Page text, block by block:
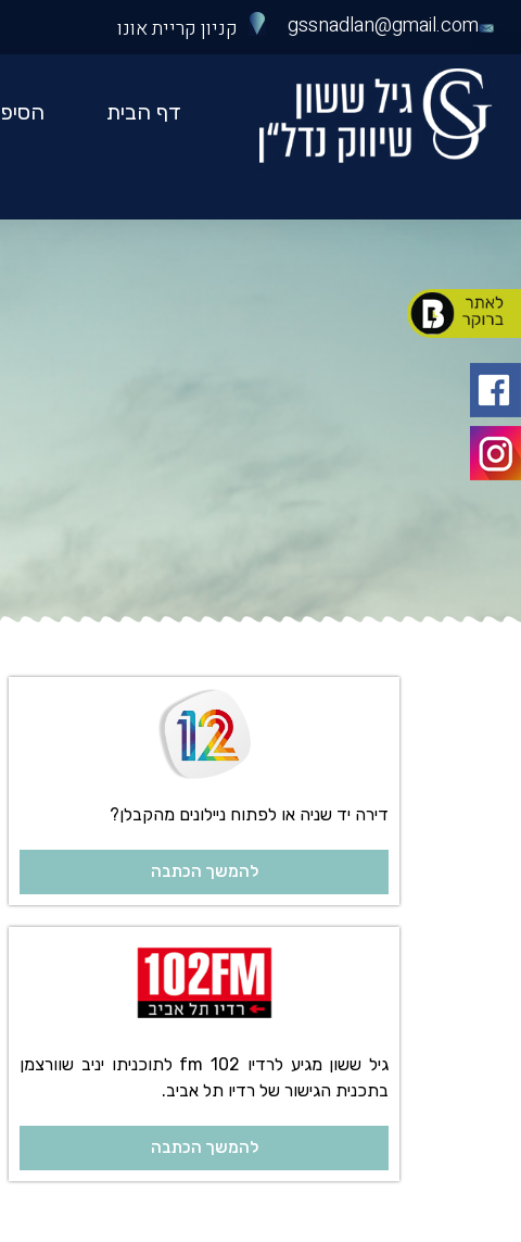
gssnadlan@gmail.com קניון קריית אונו
דף הבית
דירה יד שניה או לפתוח ניילונים מהקבלן?
להמשך הכתבה
גיל ששון מגיע לרדיו 102 fm לתוכניתו יניב שוורצמן
בתכנית הגישור של רדיו תל אביב.
להמשך הכתבה